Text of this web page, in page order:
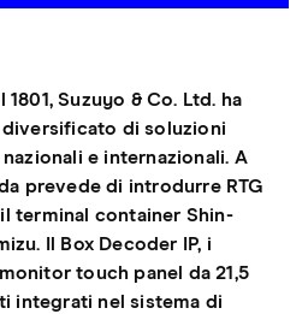
Suzuyo & Co. Ltd. ha
di soluzioni
e internazionali. A
prevede di introdurre RTG
terminal container Shin-
Il Box Decoder IP, i
touch panel da 21,5
integrati nel sistema di